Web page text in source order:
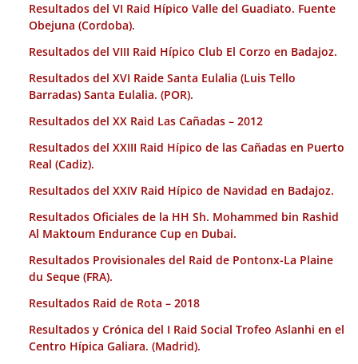
Resultados del VI Raid Hípico Valle del Guadiato. Fuente
Obejuna (Cordoba).
Resultados del VIII Raid Hípico Club El Corzo en Badajoz.
Resultados del XVI Raide Santa Eulalia (Luis Tello
Barradas) Santa Eulalia. (POR).
Resultados del XX Raid Las Cañadas – 2012
Resultados del XXIII Raid Hípico de las Cañadas en Puerto
Real (Cadiz).
Resultados del XXIV Raid Hípico de Navidad en Badajoz.
Resultados Oficiales de la HH Sh. Mohammed bin Rashid
Al Maktoum Endurance Cup en Dubai.
Resultados Provisionales del Raid de Pontonx-La Plaine
du Seque (FRA).
Resultados Raid de Rota – 2018
Resultados y Crónica del I Raid Social Trofeo Aslanhi en el
Centro Hípica Galiara. (Madrid).